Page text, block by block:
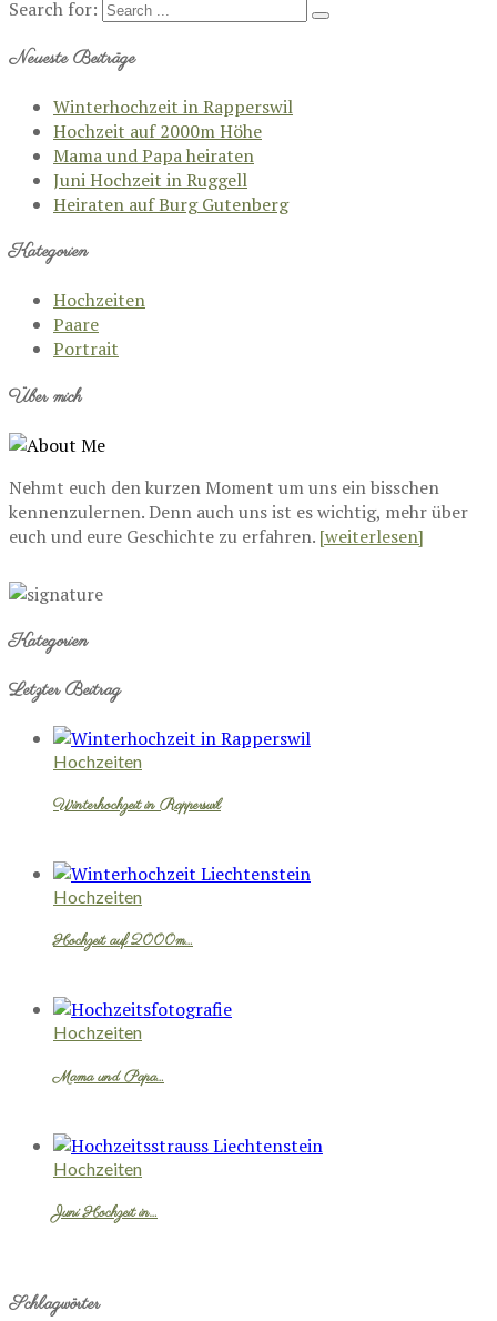
Search for:
Neueste Beiträge
Winterhochzeit in Rapperswil
Hochzeit auf 2000m Höhe
Mama und Papa heiraten
Juni Hochzeit in Ruggell
Heiraten auf Burg Gutenberg
Kategorien
Hochzeiten
Paare
Portrait
Über mich
Nehmt euch den kurzen Moment um uns ein bisschen
kennenzulernen. Denn auch uns ist es wichtig, mehr über
euch und eure Geschichte zu erfahren. [weiterlesen]
Kategorien
Letzter Beitrag
Hochzeiten
Winterhochzeit in Rapperswil
Hochzeiten
Hochzeit auf 2000m…
Hochzeiten
Mama und Papa…
Hochzeiten
Juni Hochzeit in…
Schlagwörter